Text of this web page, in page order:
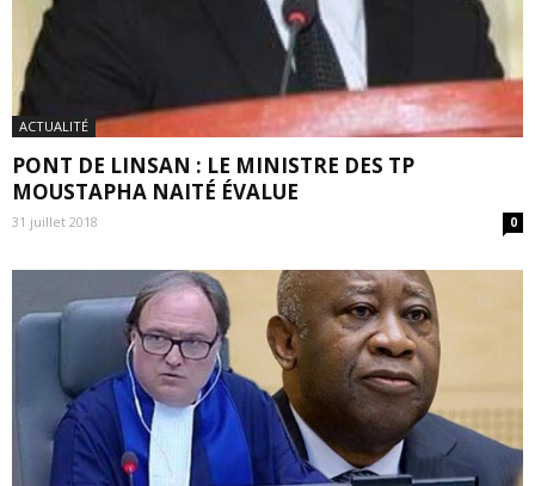
ACTUALITÉ
PONT DE LINSAN : LE MINISTRE DES TP
MOUSTAPHA NAITÉ ÉVALUE
31 juillet 2018 0